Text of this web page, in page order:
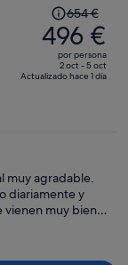
El
precio
era
654 €,
por
persona
654 €
496 €
por persona
2 oct - 5 oct
Actualizado hace 1 día
muy agradable.
diariamente y
vienen muy bien